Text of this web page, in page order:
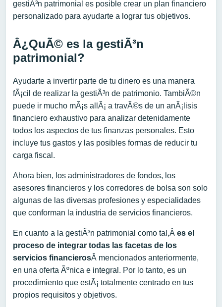
gestiÃ³n patrimonial es posible crear un plan financiero
personalizado para ayudarte a lograr tus objetivos.
Â¿QuÃ© es la gestiÃ³n
patrimonial?
Ayudarte a invertir parte de tu dinero es una manera
fÃ¡cil de realizar la gestiÃ³n de patrimonio. TambiÃ©n
puede ir mucho mÃ¡s allÃ¡ a travÃ©s de un anÃ¡lisis
financiero exhaustivo para analizar detenidamente
todos los aspectos de tus finanzas personales. Esto
incluye tus gastos y las posibles formas de reducir tu
carga fiscal.
Ahora bien, los administradores de fondos, los
asesores financieros y los corredores de bolsa son solo
algunas de las diversas profesiones y especialidades
que conforman la industria de servicios financieros.
En cuanto a la gestiÃ³n patrimonial como tal,Â es el
proceso de integrar todas las facetas de los
servicios financierosÂ mencionados anteriormente,
en una oferta Ãºnica e integral. Por lo tanto, es un
procedimiento que estÃ¡ totalmente centrado en tus
propios requisitos y objetivos.